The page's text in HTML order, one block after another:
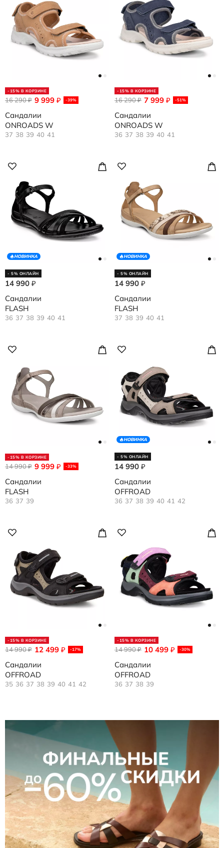
-15% В КОРЗИНЕ
9 999 ₽ -39%
16 290₽
Сандалии
ONROADS W
37 38 39 40 41
-15% В КОРЗИНЕ
7 999 ₽ -51%
16 290₽
Сандалии
ONROADS W
36 37 38 39 40 41
НОВИНКА
- 5% ОНЛАЙН
14 990 ₽
Сандалии
FLASH
36 37 38 39 40 41
НОВИНКА
- 5% ОНЛАЙН
14 990 ₽
Сандалии
FLASH
37 38 39 40 41
-15% В КОРЗИНЕ
9 999 ₽ -33%
14 990₽
Сандалии
FLASH
36 37 39
НОВИНКА
- 5% ОНЛАЙН
14 990 ₽
Сандалии
OFFROAD
36 37 38 39 40 41 42
-15% В КОРЗИНЕ
12 499 ₽ -17%
14 990₽
Сандалии
OFFROAD
35 36 37 38 39 40 41 42
-15% В КОРЗИНЕ
10 499 ₽ -30%
14 990₽
Сандалии
OFFROAD
36 37 38 39